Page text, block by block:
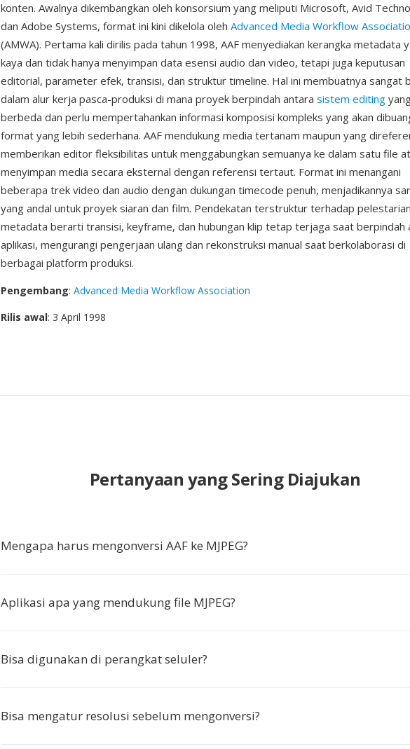
konten. Awalnya dikembangkan oleh konsorsium yang meliputi Microsoft, Avid
dan Adobe Systems, format ini kini dikelola oleh Advanced Media Workflow
(AMWA). Pertama kali dirilis pada tahun 1998, AAF menyediakan kerangka metadata
kaya dan tidak hanya menyimpan data esensi audio dan video, tetapi juga keputusan
editorial, parameter efek, transisi, dan struktur timeline. Hal ini membuatnya sangat
dalam alur kerja pasca-produksi di mana proyek berpindah antara sistem editing
berbeda dan perlu mempertahankan informasi komposisi kompleks yang akan
format yang lebih sederhana. AAF mendukung media tertanam maupun yang
memberikan editor fleksibilitas untuk menggabungkan semuanya ke dalam satu file
menyimpan media secara eksternal dengan referensi tertaut. Format ini menangani
beberapa trek video dan audio dengan dukungan timecode penuh, menjadikannya
yang andal untuk proyek siaran dan film. Pendekatan terstruktur terhadap pelestarian
metadata berarti transisi, keyframe, dan hubungan klip tetap terjaga saat berpindah
aplikasi, mengurangi pengerjaan ulang dan rekonstruksi manual saat berkolaborasi di
berbagai platform produksi.
Pengembang: Advanced Media Workflow Association
Rilis awal: 3 April 1998
Pertanyaan yang Sering Diajukan
Mengapa harus mengonversi AAF ke MJPEG?
Aplikasi apa yang mendukung file MJPEG?
Bisa digunakan di perangkat seluler?
Bisa mengatur resolusi sebelum mengonversi?